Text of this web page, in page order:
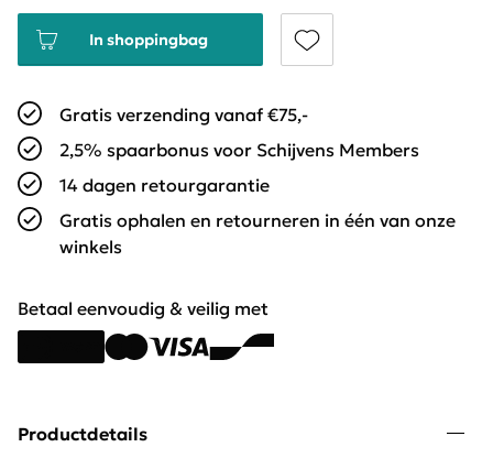
In shoppingbag
Gratis verzending vanaf €75,-
2,5% spaarbonus voor Schijvens Members
14 dagen retourgarantie
Gratis ophalen en retourneren in één van onze
winkels
Betaal eenvoudig & veilig met
Productdetails